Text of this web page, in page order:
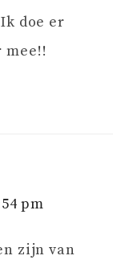
doe er
mee!!
pm
zijn van